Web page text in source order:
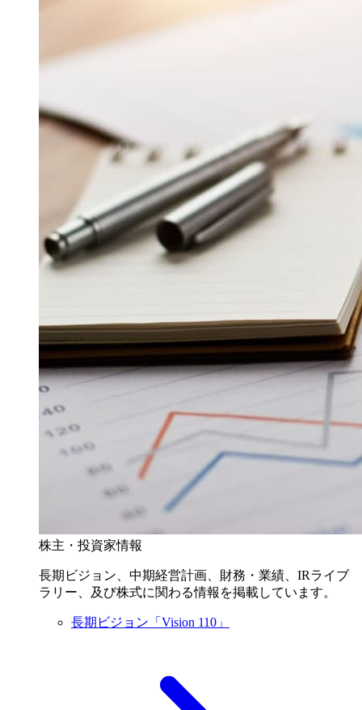
株主・投資家情報
長期ビジョン、中期経営計画、財務・業績、IRライブ
ラリー、及び株式に関わる情報を掲載しています。
長期ビジョン「Vision 110」